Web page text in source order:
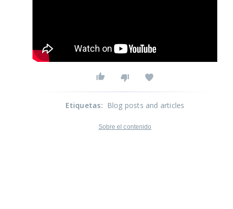
Etiquetas: Blog posts and articles
Sobre el contenido